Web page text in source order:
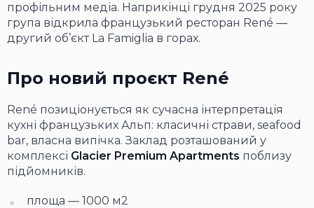
профільним медіа. Наприкінці грудня 2025 року
група відкрила французький ресторан René —
другий об’єкт La Famiglia в горах.
Про новий проєкт René
René позиціонується як сучасна інтерпретація
кухні французьких Альп: класичні страви, seafood
bar, власна випічка. Заклад розташований у
комплексі Glacier Premium Apartments поблизу
підйомників.
площа — 1000 м2